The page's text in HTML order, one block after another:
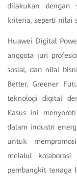
dilakukan dengan
kriteria, seperti nilai
Huawei Digital
anggota juri
sosial, dan nilai
Better, Greener
teknologi digital
Kasus ini
dalam industri
untuk
melalui
pembangkit tenaga